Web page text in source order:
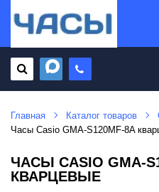
Главная Каталог товаров
Часы Casio GMA-S120MF-8A
ЧАСЫ CASIO GMA-
КВАРЦЕВЫЕ